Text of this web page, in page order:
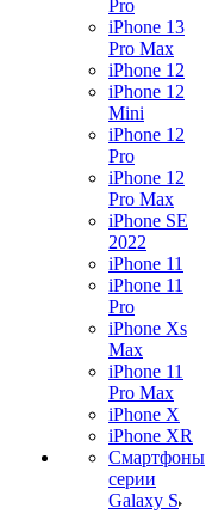
Pro
iPhone 13
Pro Max
iPhone 12
iPhone 12
Mini
iPhone 12
Pro
iPhone 12
Pro Max
iPhone SE
2022
iPhone 11
iPhone 11
Pro
iPhone Xs
Max
iPhone 11
Pro Max
iPhone X
iPhone XR
Смартфоны
серии
Galaxy S